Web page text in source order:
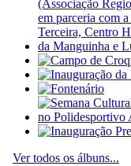
Ver todos os álbuns...